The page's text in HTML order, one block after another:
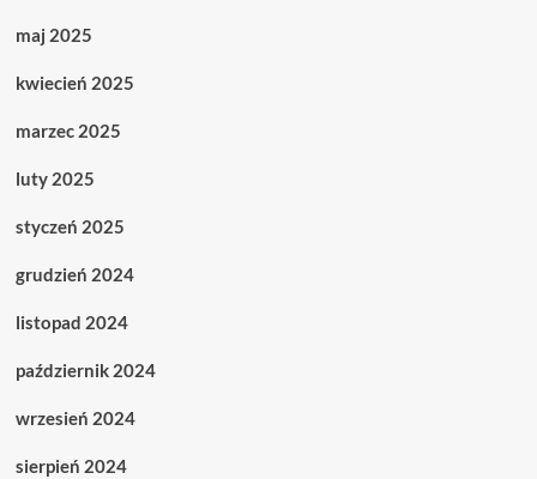
maj 2025
kwiecień 2025
marzec 2025
luty 2025
styczeń 2025
grudzień 2024
listopad 2024
październik 2024
wrzesień 2024
sierpień 2024